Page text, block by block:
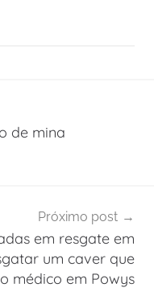
de mina
Próximo post
em resgate em
um caver que
médico em Powys